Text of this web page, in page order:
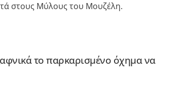
στους Μύλους του Μουζέλη.
το παρκαρισμένο όχημα να